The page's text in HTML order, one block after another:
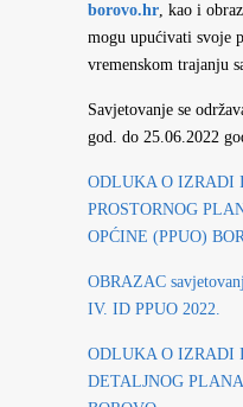
borovo.hr, kao i
mogu upućivati svoje
vremenskom trajanju
Savjetovanje se
god. do 25.06.2022
ODLUKA O IZRADI
PROSTORNOG
OPĆINE (PPUO)
OBRAZAC
IV. ID PPUO 2022.
ODLUKA O IZRADI
DETALJNOG